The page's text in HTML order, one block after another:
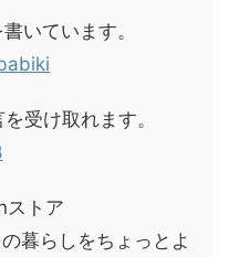
いています。
受け取れます。
ストア
暮らしをちょっとよ